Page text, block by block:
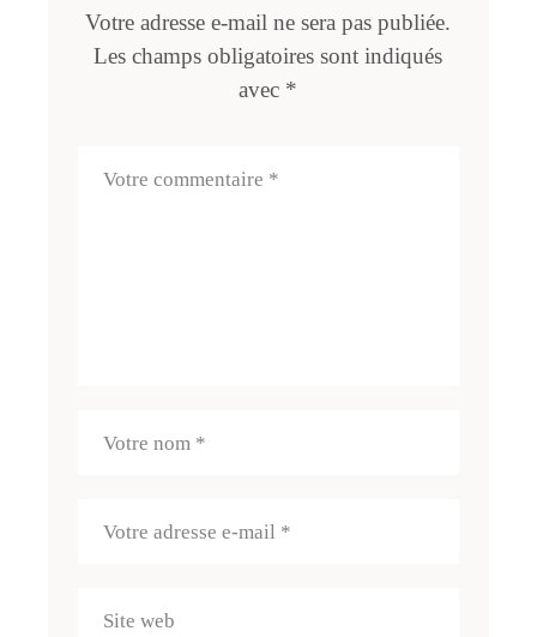
Votre adresse e-mail ne sera pas publiée.
Les champs obligatoires sont indiqués
avec *